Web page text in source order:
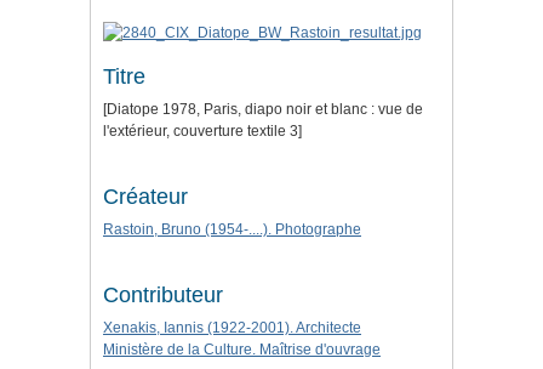
Titre
[Diatope 1978, Paris, diapo noir et blanc : vue de
l'extérieur, couverture textile 3]
Créateur
Rastoin, Bruno (1954-....). Photographe
Contributeur
Xenakis, Iannis (1922-2001). Architecte
Ministère de la Culture. Maîtrise d'ouvrage